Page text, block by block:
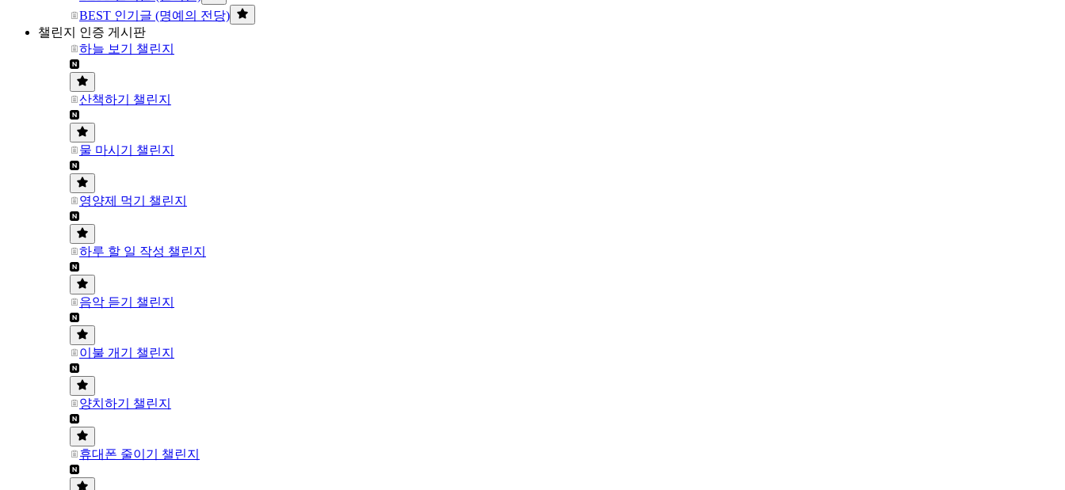
BEST 인기글 (명예의 전당)
챌린지 인증 게시판
하늘 보기 챌린지
산책하기 챌린지
물 마시기 챌린지
영양제 먹기 챌린지
하루 할 일 작성 챌린지
음악 듣기 챌린지
이불 개기 챌린지
양치하기 챌린지
휴대폰 줄이기 챌린지